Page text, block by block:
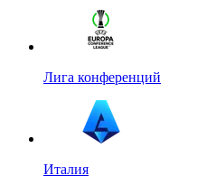
Лига конференций
Италия